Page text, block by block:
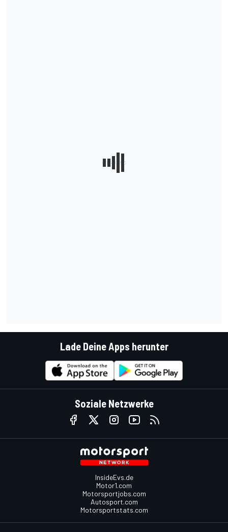
Lade Deine Apps herunter
Soziale Netzwerke
InsideEvs.de
Motor1.com
Motorsportjobs.com
Autosport.com
Motorsportstats.com